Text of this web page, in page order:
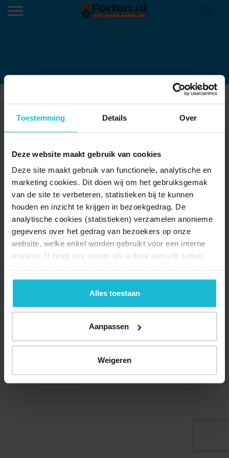
Toestemming Details Over
Deze website maakt gebruik van cookies
Deze site maakt gebruik van functionele, analytische en
marketing cookies. Dit doen wij om het gebruiksgemak
van de site te verbeteren, statistieken bij te kunnen
houden en inzicht te krijgen in bezoekgedrag. De
analytische cookies (statistieken) verzamelen anonieme
gegevens over het gedrag van bezoekers op onze
website, welke enkel worden gebruikt voor een interne
analyse. U helpt ons enorm als u deze aan wilt zetten.
geen commerciële doelstelling. U kunt deze cookies via
de knoppen accepteren, beheren of weigeren.
Alles toestaan
Aanpassen
Weigeren
FORT-WERK-AAN-DE-KORTE-
UITWEG-3-1200×960
(NEDERLANDSGLORIE.NL)
© 2026 Stichting Forten Nederland
Forten.nl wordt ondersteund door de